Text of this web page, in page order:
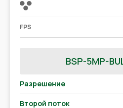
FPS
BSP-5MP-
Разрешение
Второй поток